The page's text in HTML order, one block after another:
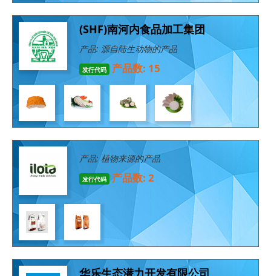
(SHF)南河内食品加工集团
产品: 源自陆生动物的产品
发行代码 产品数: 15
产品: 植物来源的产品
发行代码 产品数: 2
华乐生态潜力开发有限公司